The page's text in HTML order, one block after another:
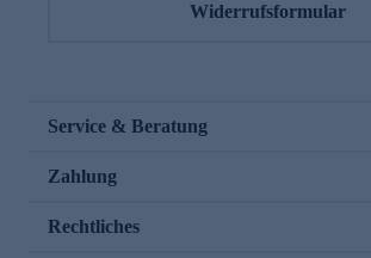
Widerrufsformular
Service & Beratung
Zahlung
Rechtliches